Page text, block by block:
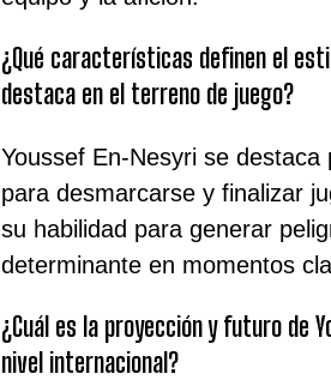
¿Qué características definen el
destaca en el terreno de juego?
Youssef En-Nesyri se
para desmarcarse y finalizar
su habilidad para generar
determinante en momentos
¿Cuál es la proyección y futuro de
nivel internacional?